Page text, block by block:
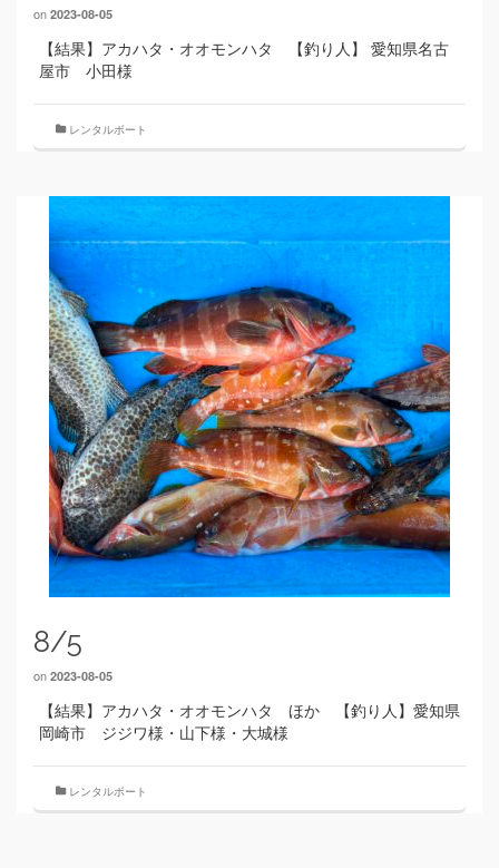
on 2023-08-05
【結果】アカハタ・オオモンハタ 【釣り人】 愛知県名古
屋市 小田様
レンタルボート
8/5
on 2023-08-05
【結果】アカハタ・オオモンハタ ほか 【釣り人】愛知県
岡崎市 ジジワ様・山下様・大城様
レンタルボート